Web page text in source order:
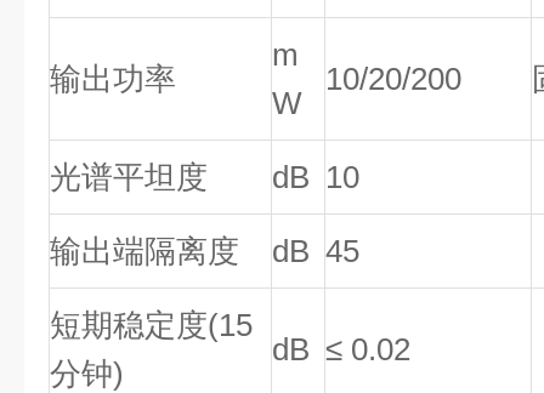
输出功率
m
W
10/20/200
光谱平坦度 dB 10
输出端隔离度 dB 45
短期稳定度(15
分钟)
dB ≤ 0.02